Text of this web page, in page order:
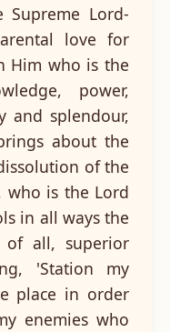
Supreme Lord-
love for
Him who is the
power,
and splendour,
about the
of the
who is the Lord
in all ways the
of all, superior
'Station my
place in order
enemies who